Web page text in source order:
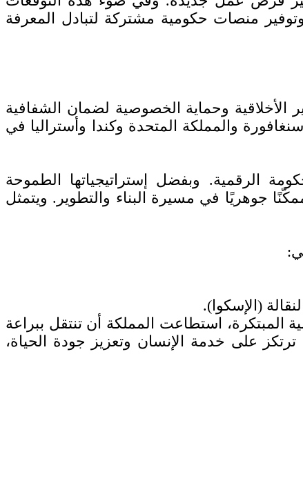
منصات حكومية مشتركة لتبادل المعرفة
الأخلاقية وحماية الخصوصية لضمان الشفافية
والمملكة المتحدة وكندا وأستراليا في
الرقمية. وبفضل إستراتيجياتها الطموحة
النوعية، أصبح التحول الرقمي ركيزة أساسية لتحقيق مستهدفات رؤية المملكة 2030 وممكّنًا جوهريًا في مسيرة البناء والتطوير. ويتمثل
(الإسكوا).
المبتكرة، استطاعت المملكة أن تنتقل ببراعة
على خدمة الإنسان وتعزيز جودة الحياة،